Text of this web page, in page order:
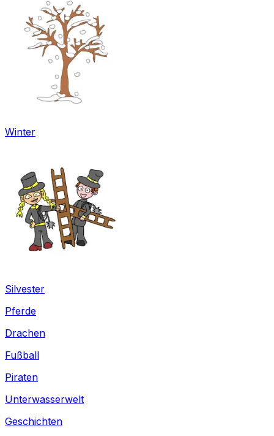
Winter
Silvester
Pferde
Drachen
Fußball
Piraten
Unterwasserwelt
Geschichten